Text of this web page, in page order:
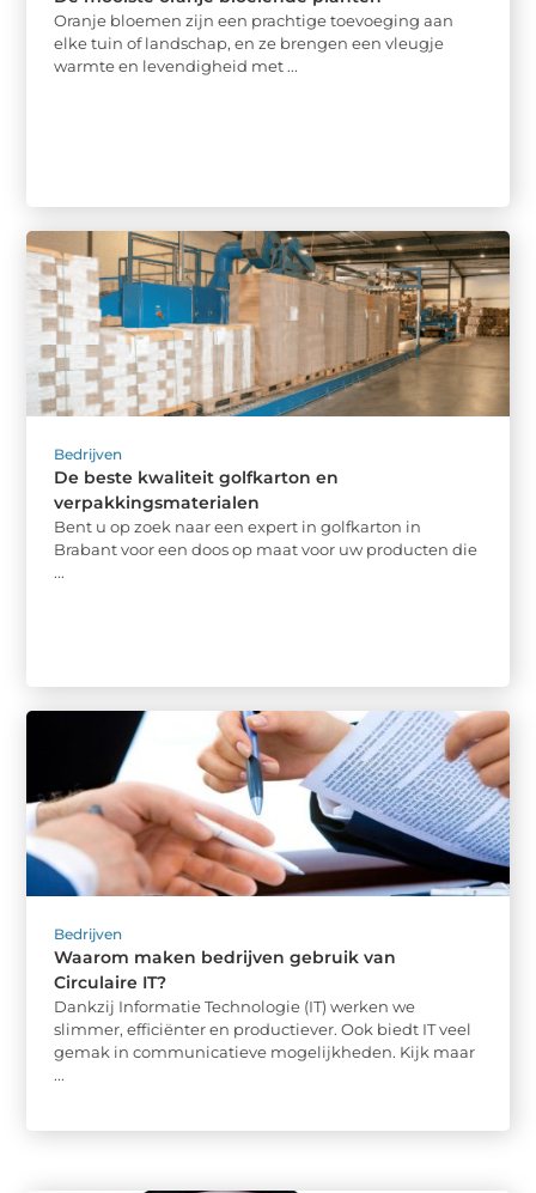
Oranje bloemen zijn een prachtige toevoeging aan
elke tuin of landschap, en ze brengen een vleugje
warmte en levendigheid met ...
Bedrijven
De beste kwaliteit golfkarton en
verpakkingsmaterialen
Bent u op zoek naar een expert in golfkarton in
Brabant voor een doos op maat voor uw producten die
...
Bedrijven
Waarom maken bedrijven gebruik van
Circulaire IT?
Dankzij Informatie Technologie (IT) werken we
slimmer, efficiënter en productiever. Ook biedt IT veel
gemak in communicatieve mogelijkheden. Kijk maar
...